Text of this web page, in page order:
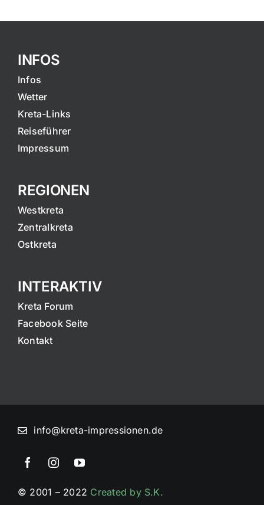
INFOS
Infos
Wetter
Kreta-Links
Reiseführer
Impressum
REGIONEN
Westkreta
Zentralkreta
Ostkreta
INTERAKTIV
Kreta Forum
Facebook Seite
Kontakt
info@kreta-impressionen.de
© 2001 – 2022 Created by S.K.